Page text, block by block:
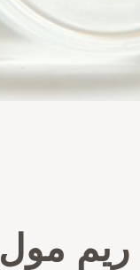
ريم مول